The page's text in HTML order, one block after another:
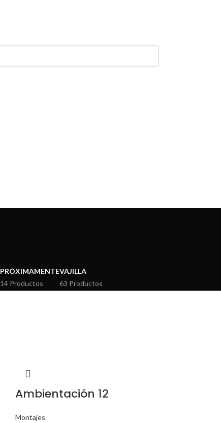
PRÓXIMAMENTE
14 Productos
VAJILLA
63 Productos
Ambientación 12
Montajes